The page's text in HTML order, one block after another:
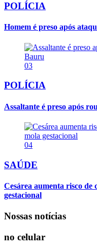
POLÍCIA
Homem é preso após
03
POLÍCIA
Assaltante é preso após
04
SAÚDE
Cesárea aumenta risco de
gestacional
Nossas notícias
no celular